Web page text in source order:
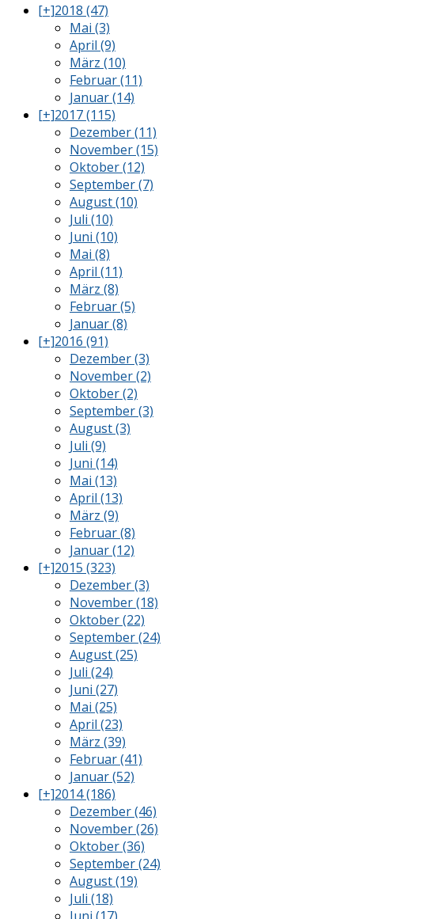
[+]2018 (47)
Mai (3)
April (9)
März (10)
Februar (11)
Januar (14)
[+]2017 (115)
Dezember (11)
November (15)
Oktober (12)
September (7)
August (10)
Juli (10)
Juni (10)
Mai (8)
April (11)
März (8)
Februar (5)
Januar (8)
[+]2016 (91)
Dezember (3)
November (2)
Oktober (2)
September (3)
August (3)
Juli (9)
Juni (14)
Mai (13)
April (13)
März (9)
Februar (8)
Januar (12)
[+]2015 (323)
Dezember (3)
November (18)
Oktober (22)
September (24)
August (25)
Juli (24)
Juni (27)
Mai (25)
April (23)
März (39)
Februar (41)
Januar (52)
[+]2014 (186)
Dezember (46)
November (26)
Oktober (36)
September (24)
August (19)
Juli (18)